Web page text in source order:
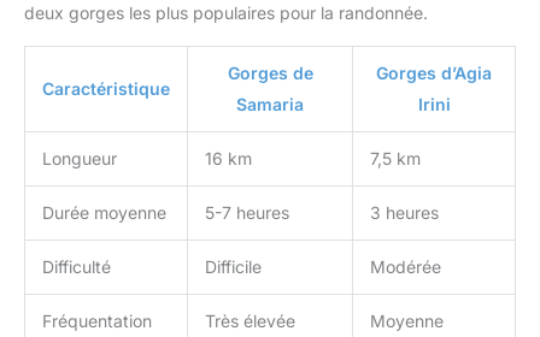
deux gorges les plus populaires pour la randonnée.
Caractéristique
Gorges de
Samaria
Gorges d’Agia
Irini
Longueur 16 km 7,5 km
Durée moyenne 5-7 heures 3 heures
Difficulté Difficile Modérée
Fréquentation Très élevée Moyenne